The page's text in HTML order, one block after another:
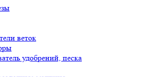
веток
удобрений, песка